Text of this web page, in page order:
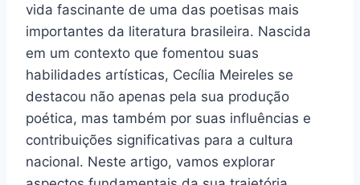
vida fascinante de uma das poetisas mais
importantes da literatura brasileira. Nascida
em um contexto que fomentou suas
habilidades artísticas, Cecília Meireles se
destacou não apenas pela sua produção
poética, mas também por suas influências e
contribuições significativas para a cultura
nacional. Neste artigo, vamos explorar